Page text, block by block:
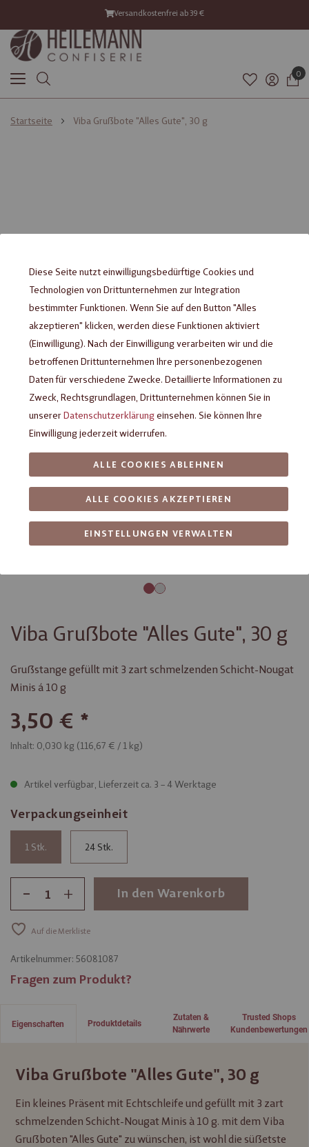
Versandkostenfrei ab 39 €
0
Startseite Viba Grußbote "Alles Gute", 30 g
Viba Grußbote "Alles Gute", 30 g
3,50 €
Grußstange gefüllt mit 3 zart schmelzenden Schicht-Nougat
Minis á 10 g
Inhalt: 0,030 kg (116,67 € / 1 kg)
Artikel verfügbar, Lieferzeit ca. 3 – 4 Werktage
Verpackungseinheit
1 24
- + In den Warenkorb
Auf die Merkliste
Artikelnummer: 56081087
Fragen zum Produkt?
Eigenschaften
Viba Grußbote "Alles Gute", 30 g
Ein kleines Präsent mit Echtschleife und gefüllt mit 3 zart
schmelzenden Schicht-Nougat Minis à 10 g. mit dem Viba
Grußboten "Alles Gute" zu wünschen, ist wohl die süßetste
Produktdetails
Zutaten &
Nährwerte
Trusted Shops
Kundenbewertungen
Diese Seite nutzt einwilligungsbedürftige Cookies und
Technologien von Drittunternehmen zur Integration
bestimmter Funktionen. Wenn Sie auf den Button "Alles
akzeptieren" klicken, werden diese Funktionen aktiviert
(Einwilligung). Nach der Einwilligung verarbeiten wir und die
betroffenen Drittunternehmen Ihre personenbezogenen
Daten für verschiedene Zwecke. Detaillierte Informationen zu
Zweck, Rechtsgrundlagen, Drittunternehmen können Sie in
unsererDatenschutzerklärungeinsehen. Sie können Ihre
Einwilligung jederzeit widerrufen.
EINSTELLUNGEN VERWALTEN
ALLE COOKIES AKZEPTIEREN
ALLE COOKIES ABLEHNEN